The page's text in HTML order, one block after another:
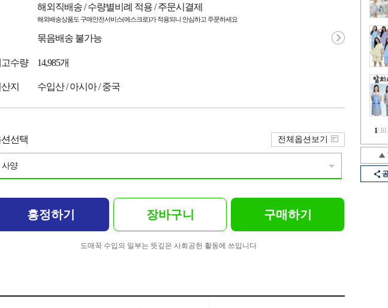
1/10
해외직배송 / 수량별비례 적용 / 주문시결제
해외배송상품도 구매안전서비스(에스크로)가 적용되니 안심하고 주문하세요
묶음배송 불가능
수량 14,985개
지 수입산 / 아시아 / 중국
선택
사양
전체옵션보기
흥정하기 장바구니 구매하기
도매꾹 수입의 일부는 뜻깊은 사회공헌 활동에 쓰입니다